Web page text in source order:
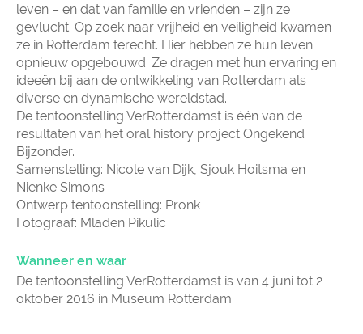
leven – en dat van familie en vrienden – zijn ze
gevlucht. Op zoek naar vrijheid en veiligheid kwamen
ze in Rotterdam terecht. Hier hebben ze hun leven
opnieuw opgebouwd. Ze dragen met hun ervaring en
ideeën bij aan de ontwikkeling van Rotterdam als
diverse en dynamische wereldstad.
De tentoonstelling VerRotterdamst is één van de
resultaten van het oral history project Ongekend
Bijzonder.
Samenstelling: Nicole van Dijk, Sjouk Hoitsma en
Nienke Simons
Ontwerp tentoonstelling: Pronk
Fotograaf: Mladen Pikulic
Wanneer en waar
De tentoonstelling VerRotterdamst is van 4 juni tot 2
oktober 2016 in Museum Rotterdam.